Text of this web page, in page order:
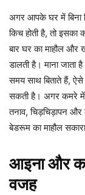
अगर आपके घर में बिना
किच होती है, तो इसका
बार घर का माहौल और
डालती है। माना जाता
समय साथ बिताते हैं, ऐसे
सकती है। अगर कमरे में
तनाव, चिड़चिड़ापन
बेडरूम का माहौल
आइना और
वजह